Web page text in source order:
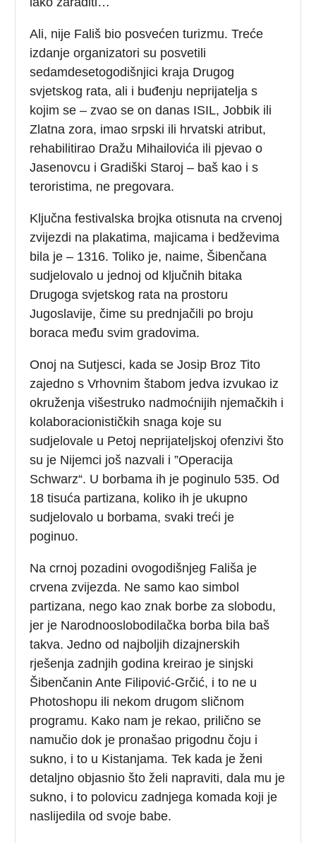
Ali, nije Fališ bio posvećen turizmu. Treće
izdanje organizatori su posvetili
sedamdesetogodišnjici kraja Drugog
svjetskog rata, ali i buđenju neprijatelja s
kojim se – zvao se on danas ISIL, Jobbik ili
Zlatna zora, imao srpski ili hrvatski atribut,
rehabilitirao Dražu Mihailovića ili pjevao o
Jasenovcu i Gradiški Staroj – baš kao i s
teroristima, ne pregovara.
Ključna festivalska brojka otisnuta na crvenoj
zvijezdi na plakatima, majicama i bedževima
bila je – 1316. Toliko je, naime, Šibenčana
sudjelovalo u jednoj od ključnih bitaka
Drugoga svjetskog rata na prostoru
Jugoslavije, čime su prednjačili po broju
boraca među svim gradovima.
Onoj na Sutjesci, kada se Josip Broz Tito
zajedno s Vrhovnim štabom jedva izvukao iz
okruženja višestruko nadmoćnijih njemačkih i
kolaboracionističkih snaga koje su
sudjelovale u Petoj neprijateljskoj ofenzivi što
su je Nijemci još nazvali i ”Operacija
Schwarz“. U borbama ih je poginulo 535. Od
18 tisuća partizana, koliko ih je ukupno
sudjelovalo u borbama, svaki treći je
poginuo.
Na crnoj pozadini ovogodišnjeg Fališa je
crvena zvijezda. Ne samo kao simbol
partizana, nego kao znak borbe za slobodu,
jer je Narodnooslobodilačka borba bila baš
takva. Jedno od najboljih dizajnerskih
rješenja zadnjih godina kreirao je sinjski
Šibenčanin Ante Filipović-Grčić, i to ne u
Photoshopu ili nekom drugom sličnom
programu. Kako nam je rekao, prilično se
namučio dok je pronašao prigodnu čoju i
sukno, i to u Kistanjama. Tek kada je ženi
detaljno objasnio što želi napraviti, dala mu je
sukno, i to polovicu zadnjega komada koji je
naslijedila od svoje babe.